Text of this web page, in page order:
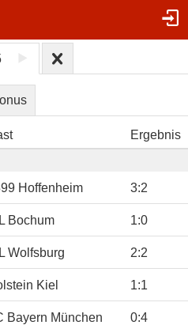
Ergebnis
Hoffenheim 3:2
Bochum 1:0
Wolfsburg 2:2
Kiel 1:1
Bayern München 0:4